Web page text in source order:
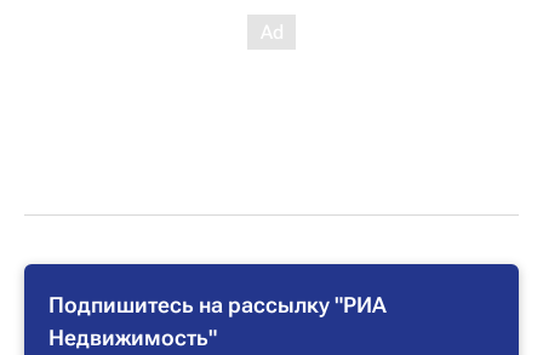
Подпишитесь на рассылку "РИА
Недвижимость"